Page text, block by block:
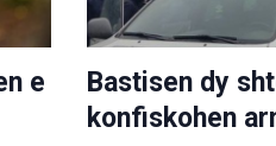
e
Bastisen dy
konfiskohen